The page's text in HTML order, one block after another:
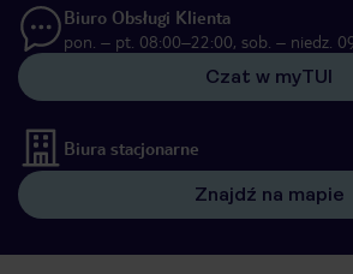
Biuro Obsługi Klienta
pon. – pt. 08:00–22:00, sob. – niedz.
Czat w myTUI
Biura stacjonarne
Znajdź na mapie